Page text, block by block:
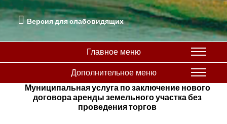
Версия для слабовидящих
Главное меню
Дополнительное меню
Муниципальная услуга по заключение нового
договора аренды земельного участка без
проведения торгов